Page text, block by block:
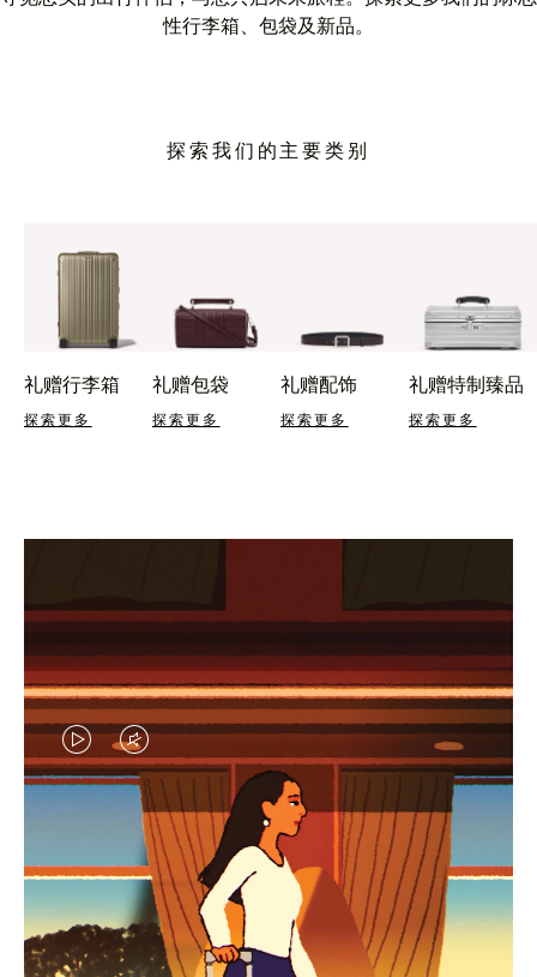
性行李箱、包袋及新品。
探索我们的主要类别
礼赠行李箱
探索更多
礼赠包袋
探索更多
礼赠配饰
探索更多
礼赠特制臻品
探索更多
视
频
暂
停，
视
频
已
静
音，
臻礼指南
寻觅心仪的出行伴侣，与您共
享缤纷旅程